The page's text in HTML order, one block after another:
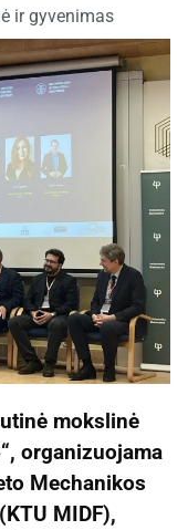
ir gyvenimas
mokslinė
organizuojama
Mechanikos
MIDF),